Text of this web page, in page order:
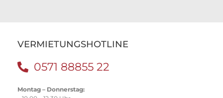
VERMIETUNGSHOTLINE
0571 88855 22
Montag – Donnerstag: